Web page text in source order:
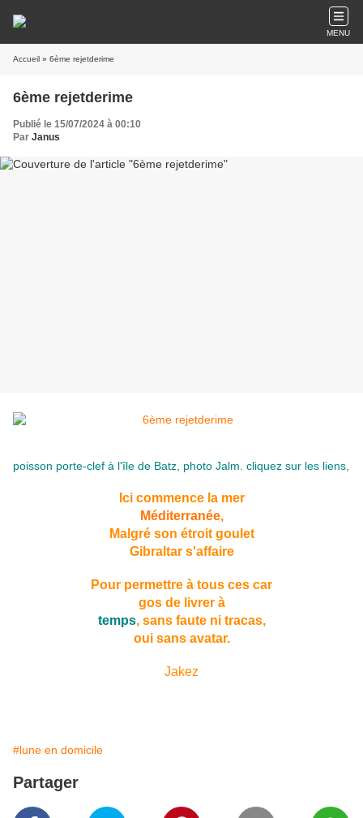
MENU
Accueil » 6ème rejetderime
6ème rejetderime
Publié le 15/07/2024 à 00:10
Par Janus
poisson porte-clef à l'île de Batz, photo Jalm. cliquez sur les liens,
Ici commence la mer
Méditerranée,
Malgré son étroit goulet
Gibraltar s'affaire
Pour permettre à tous ces car
gos de livrer à
temps, sans faute ni tracas,
oui sans avatar.
Jakez
#lune en domicile
Partager